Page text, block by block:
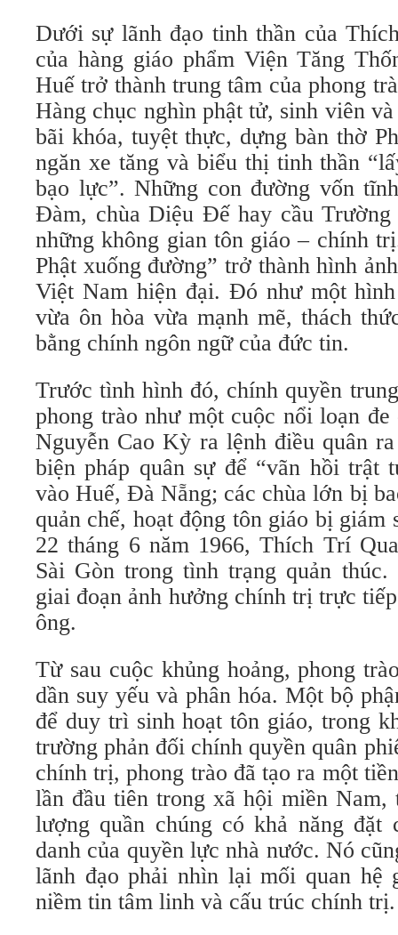
Dưới sự lãnh đạo tinh thần của
của hàng giáo phẩm Viện Tăng
Huế trở thành trung tâm của phong
Hàng chục nghìn phật tử, sinh viên
bãi khóa, tuyệt thực, dựng bàn thờ
ngăn xe tăng và biểu thị tinh thần
bạo lực”. Những con đường vốn
Đàm, chùa Diệu Đế hay cầu Trường
những không gian tôn giáo – chính
Phật xuống đường” trở thành hình
Việt Nam hiện đại. Đó như một
vừa ôn hòa vừa mạnh mẽ, thách
bằng chính ngôn ngữ của đức tin.
Trước tình hình đó, chính quyền
phong trào như một cuộc nổi loạn
Nguyễn Cao Kỳ ra lệnh điều quân
biện pháp quân sự để “vãn hồi trật
vào Huế, Đà Nẵng; các chùa lớn bị
quản chế, hoạt động tôn giáo bị giám
22 tháng 6 năm 1966, Thích Trí
Sài Gòn trong tình trạng quản
giai đoạn ảnh hưởng chính trị trực
ông.
Từ sau cuộc khủng hoảng, phong
dần suy yếu và phân hóa. Một bộ
để duy trì sinh hoạt tôn giáo, trong
trường phản đối chính quyền quân
chính trị, phong trào đã tạo ra một
lần đầu tiên trong xã hội miền
lượng quần chúng có khả năng đặt
danh của quyền lực nhà nước. Nó
lãnh đạo phải nhìn lại mối quan hệ
niềm tin tâm linh và cấu trúc chính trị.